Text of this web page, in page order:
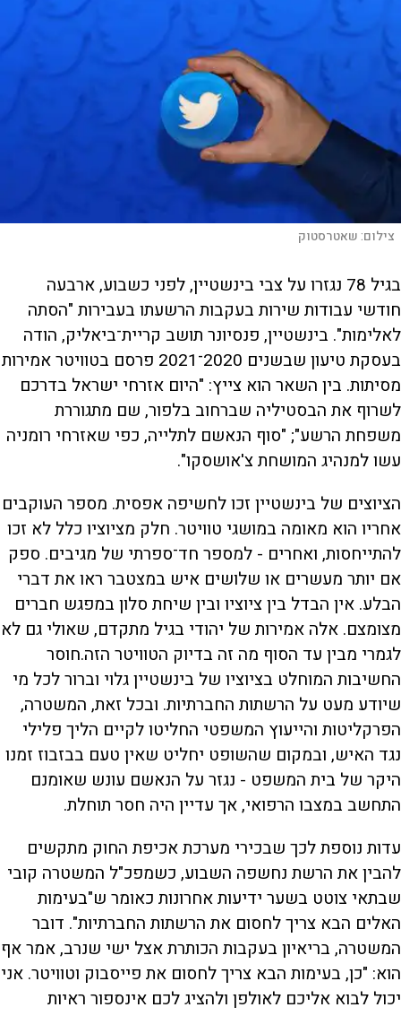
צילום:שאטרסטוק
בגיל 78 נגזרו על צבי בינשטיין, לפני כשבוע, ארבעה
חודשי עבודות שירות בעקבות הרשעתו בעבירות "הסתה
לאלימות". בינשטיין, פנסיונר תושב קריית־ביאליק, הודה
בעסקת טיעון שבשנים 2020־2021 פרסם בטוויטר אמירות
מסיתות. בין השאר הוא צייץ: "היום אזרחי ישראל בדרכם
לשרוף את הבסטיליה שברחוב בלפור, שם מתגוררת
משפחת הרשע"; "סוף הנאשם לתלייה, כפי שאזרחי רומניה
עשו למנהיג המושחת צ'אושסקו".
הציוצים של בינשטיין זכו לחשיפה אפסית. מספר העוקבים
אחריו הוא מאומה במושגי טוויטר. חלק מציוציו כלל לא זכו
להתייחסות, ואחרים - למספר חד־ספרתי של מגיבים. ספק
אם יותר מעשרים או שלושים איש במצטבר ראו את דברי
הבלע. אין הבדל בין ציוציו ובין שיחת סלון במפגש חברים
מצומצם. אלה אמירות של יהודי בגיל מתקדם, שאולי גם לא
לגמרי מבין עד הסוף מה זה בדיוק הטוויטר הזה.חוסר
החשיבות המוחלט בציוציו של בינשטיין גלוי וברור לכל מי
שיודע מעט על הרשתות החברתיות. ובכל זאת, המשטרה,
הפרקליטות והייעוץ המשפטי החליטו לקיים הליך פלילי
נגד האיש, ובמקום שהשופט יחליט שאין טעם בבזבוז זמנו
היקר של בית המשפט - נגזר על הנאשם עונש שאומנם
התחשב במצבו הרפואי, אך עדיין היה חסר תוחלת.
עדות נוספת לכך שבכירי מערכת אכיפת החוק מתקשים
להבין את הרשת נחשפה השבוע, כשמפכ"ל המשטרה קובי
שבתאי צוטט בשער ידיעות אחרונות כאומר ש"בעימות
האלים הבא צריך לחסום את הרשתות החברתיות". דובר
המשטרה, בריאיון בעקבות הכותרת אצל ישי שנרב, אמר אף
הוא: "כן, בעימות הבא צריך לחסום את פייסבוק וטוויטר. אני
יכול לבוא אליכם לאולפן ולהציג לכם אינספור ראיות